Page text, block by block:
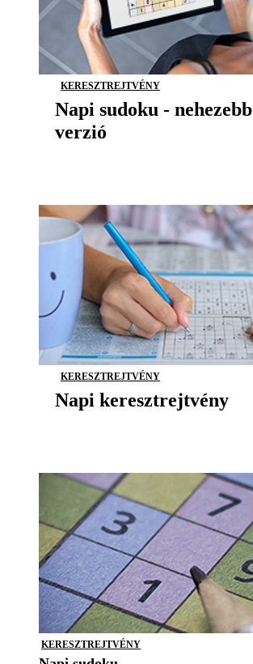
KERESZTREJTVÉNY
Napi sudoku - nehezebb
verzió
KERESZTREJTVÉNY
Napi keresztrejtvény
KERESZTREJTVÉNY